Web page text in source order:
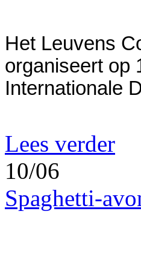
Het Leuvens
organiseert op
Internationale
Lees verder
10/06
Spaghetti-